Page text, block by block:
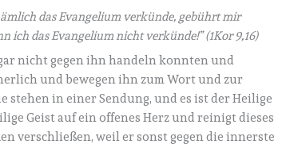
das Evangelium verkünde, gebührt mir
ich das Evangelium nicht verkünde!” (1Kor 9,16)
nicht gegen ihn handeln konnten und
und bewegen ihn zum Wort und zur
in einer Sendung, und es ist der Heilige
Geist auf ein offenes Herz und reinigt dieses
verschließen, weil er sonst gegen die innerste